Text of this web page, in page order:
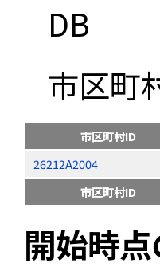
DB
市区町
市区町村ID
26212A2004
市区町村ID
開始時